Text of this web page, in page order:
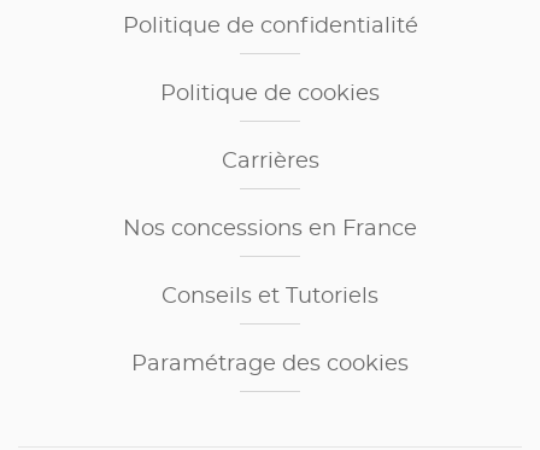
Politique de confidentialité
Politique de cookies
Carrières
Nos concessions en France
Conseils et Tutoriels
Paramétrage des cookies